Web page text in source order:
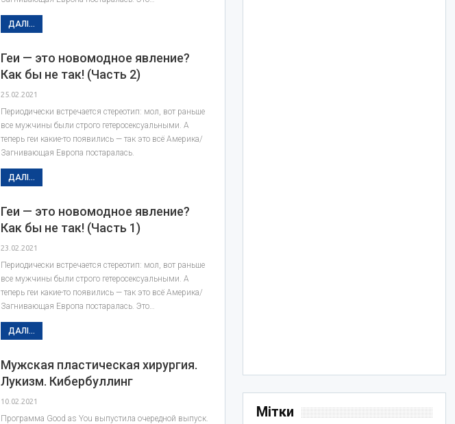
ДАЛІ...
Геи — это новомодное явление?
Как бы не так! (Часть 2)
25.02.2021
Периодически встречается стереотип: мол, вот раньше
все мужчины были строго гетеросексуальными. А
теперь геи какие-то появились — так это всё Америка/
Загнивающая Европа постаралась.
ДАЛІ...
Геи — это новомодное явление?
Как бы не так! (Часть 1)
23.02.2021
Периодически встречается стереотип: мол, вот раньше
все мужчины были строго гетеросексуальными. А
теперь геи какие-то появились — так это всё Америка/
Загнивающая Европа постаралась. Это…
ДАЛІ...
Мужская пластическая хирургия.
Лукизм. Кибербуллинг
10.02.2021
Программа Good as You выпустила очередной выпуск. Мітки